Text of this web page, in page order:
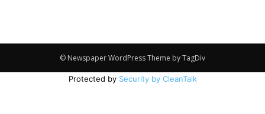
© Newspaper WordPress Theme by TagDiv
Protected by Security by CleanTalk